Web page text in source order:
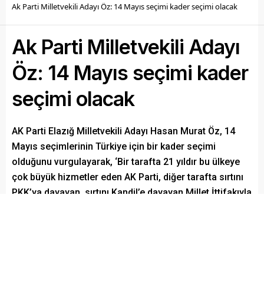
Ak Parti Milletvekili Adayı Öz: 14 Mayıs seçimi kader seçimi olacak
Ak Parti Milletvekili Adayı
Öz: 14 Mayıs seçimi kader
seçimi olacak
AK Parti Elazığ Milletvekili Adayı Hasan Murat Öz, 14
Mayıs seçimlerinin Türkiye için bir kader seçimi
olduğunu vurgulayarak, ‘Bir tarafta 21 yıldır bu ülkeye
çok büyük hizmetler eden AK Parti, diğer tarafta sırtını
PKK’ya dayayan, sırtını Kandil’e dayayan Millet İttifakıyla